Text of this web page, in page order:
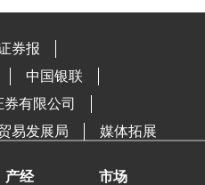
券报
中国银联
有限公司
易发展局 媒体拓展
产经 市场